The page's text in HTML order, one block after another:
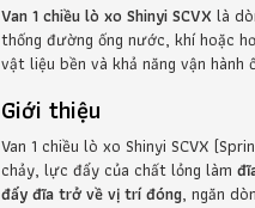
Van 1 chiều lò xo Shinyi SCVX là
thống đường ống nước, khí hoặc
vật liệu bền và khả năng vận
Giới thiệu
Van 1 chiều lò xo Shinyi SCVX
chảy, lực đẩy của chất lỏng làm
đẩy đĩa trở về vị trí đóng, ngăn